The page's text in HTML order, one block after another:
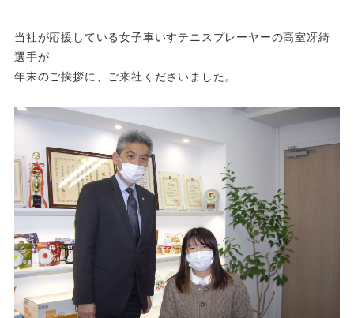
当社が応援している女子車いすテニスプレーヤーの高室冴綺
選手が
年末のご挨拶に、ご来社くださいました。